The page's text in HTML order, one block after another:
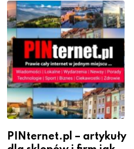
PINternet.pl – artykuły